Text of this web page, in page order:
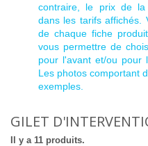
contraire, le prix de
dans les tarifs affichés.
de chaque fiche
vous permettre de
pour l'avant et/ou pour
Les photos comportant
exemples.
GILET
Il y a 11 produits.